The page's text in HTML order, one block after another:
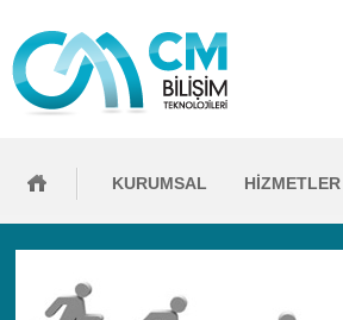
KURUMSAL HİZMETLER